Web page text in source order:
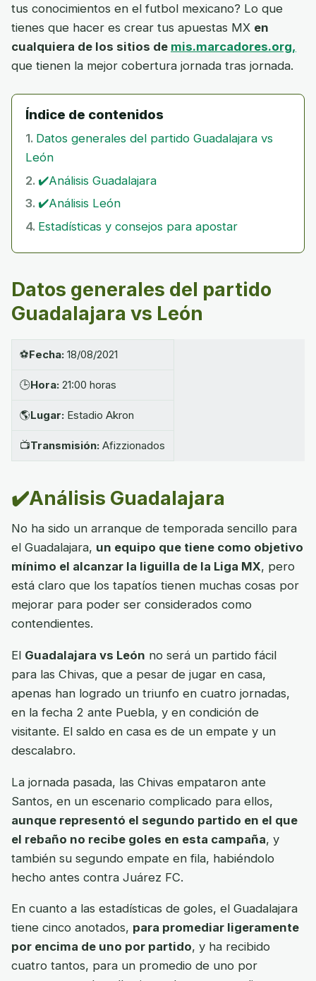
tus conocimientos en el futbol mexicano? Lo que
tienes que hacer es crear tus apuestas MX en
cualquiera de los sitios de mis.marcadores.org,
que tienen la mejor cobertura jornada tras jornada.
Índice de contenidos
Datos generales del partido Guadalajara vs
León
✔️Análisis Guadalajara
✔️Análisis León
Estadísticas y consejos para apostar
Datos generales del partido
Guadalajara vs León
⚽Fecha: 18/08/2021
🕒Hora: 21:00 horas
🌎Lugar: Estadio Akron
📺Transmisión:Afizzionados
✔️Análisis Guadalajara
No ha sido un arranque de temporada sencillo para
el Guadalajara, un equipo que tiene como objetivo
mínimo el alcanzar la liguilla de la Liga MX, pero
está claro que los tapatíos tienen muchas cosas por
mejorar para poder ser considerados como
contendientes.
El Guadalajara vs León no será un partido fácil
para las Chivas, que a pesar de jugar en casa,
apenas han logrado un triunfo en cuatro jornadas,
en la fecha 2 ante Puebla, y en condición de
visitante. El saldo en casa es de un empate y un
descalabro.
La jornada pasada, las Chivas empataron ante
Santos, en un escenario complicado para ellos,
aunque representó el segundo partido en el que
el rebaño no recibe goles en esta campaña, y
también su segundo empate en fila, habiéndolo
hecho antes contra Juárez FC.
En cuanto a las estadísticas de goles, el Guadalajara
tiene cinco anotados, para promediar ligeramente
por encima de uno por partido, y ha recibido
cuatro tantos, para un promedio de uno por